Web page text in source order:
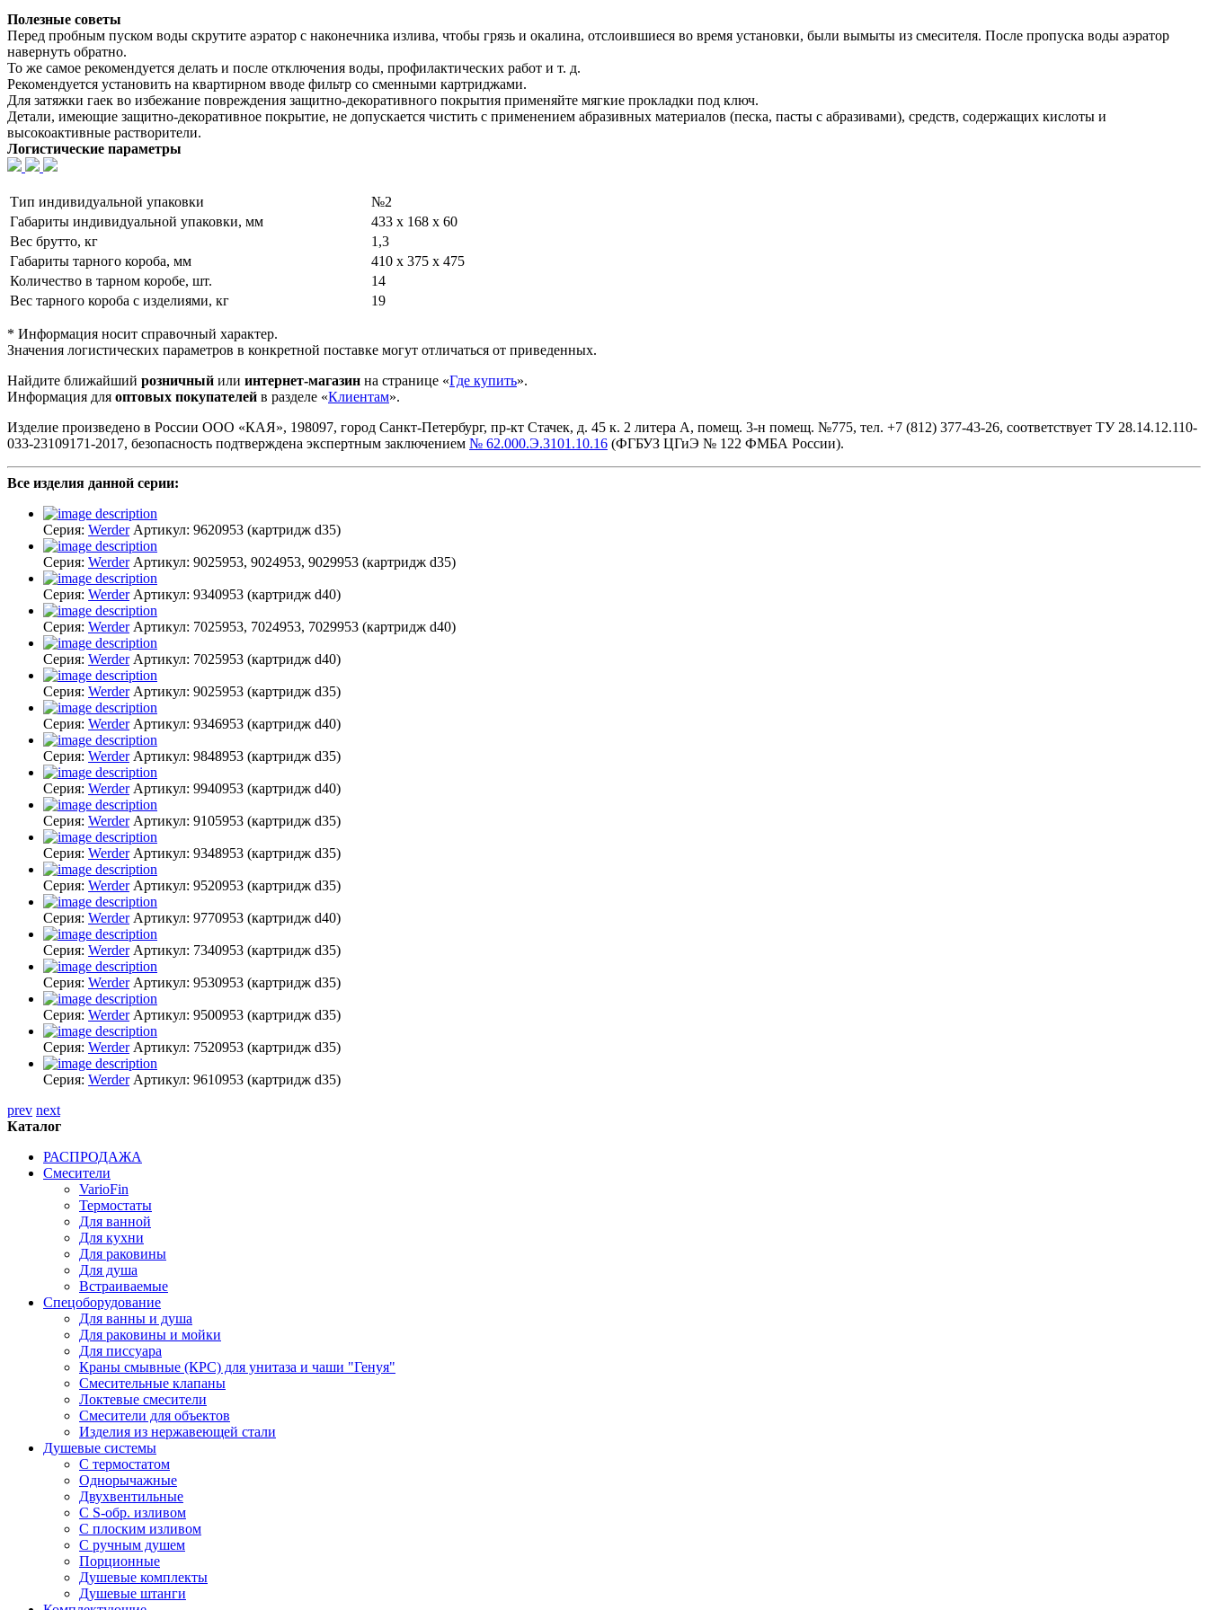
Полезные советы
Перед пробным пуском воды скрутите аэратор с наконечника излива, чтобы грязь и окалина, отслоившиеся во время установки, были вымыты из смесителя. После пропуска воды аэратор
навернуть обратно.
То же самое рекомендуется делать и после отключения воды, профилактических работ и т. д.
Рекомендуется установить на квартирном вводе фильтр со сменными картриджами.
Для затяжки гаек во избежание повреждения защитно-декоративного покрытия применяйте мягкие прокладки под ключ.
Детали, имеющие защитно-декоративное покрытие, не допускается чистить с применением абразивных материалов (песка, пасты с абразивами), средств, содержащих кислоты и
высокоактивные растворители.
Логистические параметры
Тип индивидуальной упаковки
№2
Габариты индивидуальной упаковки, мм
433 х 168 х 60
Вес брутто, кг
1,3
Габариты тарного короба, мм
410 х 375 х 475
Количество в тарном коробе, шт.
14
Вес тарного короба с изделиями, кг
19
* Информация носит справочный характер.
Значения логистических параметров в конкретной поставке могут отличаться от приведенных.
Найдите ближайший розничный или интернет-магазин на странице «Где купить».
Информация для оптовых покупателей в разделе «Клиентам».
Изделие произведено в России ООО «КАЯ», 198097, город Санкт-Петербург, пр-кт Стачек, д. 45 к. 2 литера А, помещ. 3-н помещ. №775, тел. +7 (812) 377-43-26, cоответствует ТУ 28.14.12.110-
033-23109171-2017, безопасность подтверждена экспертным заключением № 62.000.Э.3101.10.16 (ФГБУЗ ЦГиЭ № 122 ФМБА России).
Все изделия данной серии:
Серия: Werder Артикул: 9620953 (картридж d35)
Серия: Werder Артикул: 9025953, 9024953, 9029953 (картридж d35)
Серия: Werder Артикул: 9340953 (картридж d40)
Серия: Werder Артикул: 7025953, 7024953, 7029953 (картридж d40)
Серия: Werder Артикул: 7025953 (картридж d40)
Серия: Werder Артикул: 9025953 (картридж d35)
Серия: Werder Артикул: 9346953 (картридж d40)
Серия: Werder Артикул: 9848953 (картридж d35)
Серия: Werder Артикул: 9940953 (картридж d40)
Серия: Werder Артикул: 9105953 (картридж d35)
Серия: Werder Артикул: 9348953 (картридж d35)
Серия: Werder Артикул: 9520953 (картридж d35)
Серия: Werder Артикул: 9770953 (картридж d40)
Серия: Werder Артикул: 7340953 (картридж d35)
Серия: Werder Артикул: 9530953 (картридж d35)
Серия: Werder Артикул: 9500953 (картридж d35)
Серия: Werder Артикул: 7520953 (картридж d35)
Серия: Werder Артикул: 9610953 (картридж d35)
prev next
Каталог
РАСПРОДАЖА
Смесители
VarioFin
Термостаты
Для ванной
Для кухни
Для раковины
Для душа
Встраиваемые
Спецоборудование
Для ванны и душа
Для раковины и мойки
Для писсуара
Краны смывные (КРС) для унитаза и чаши "Генуя"
Смесительные клапаны
Локтевые смесители
Смесители для объектов
Изделия из нержавеющей стали
Душевые системы
С термостатом
Однорычажные
Двухвентильные
С S-обр. изливом
С плоским изливом
С ручным душем
Порционные
Душевые комплекты
Душевые штанги